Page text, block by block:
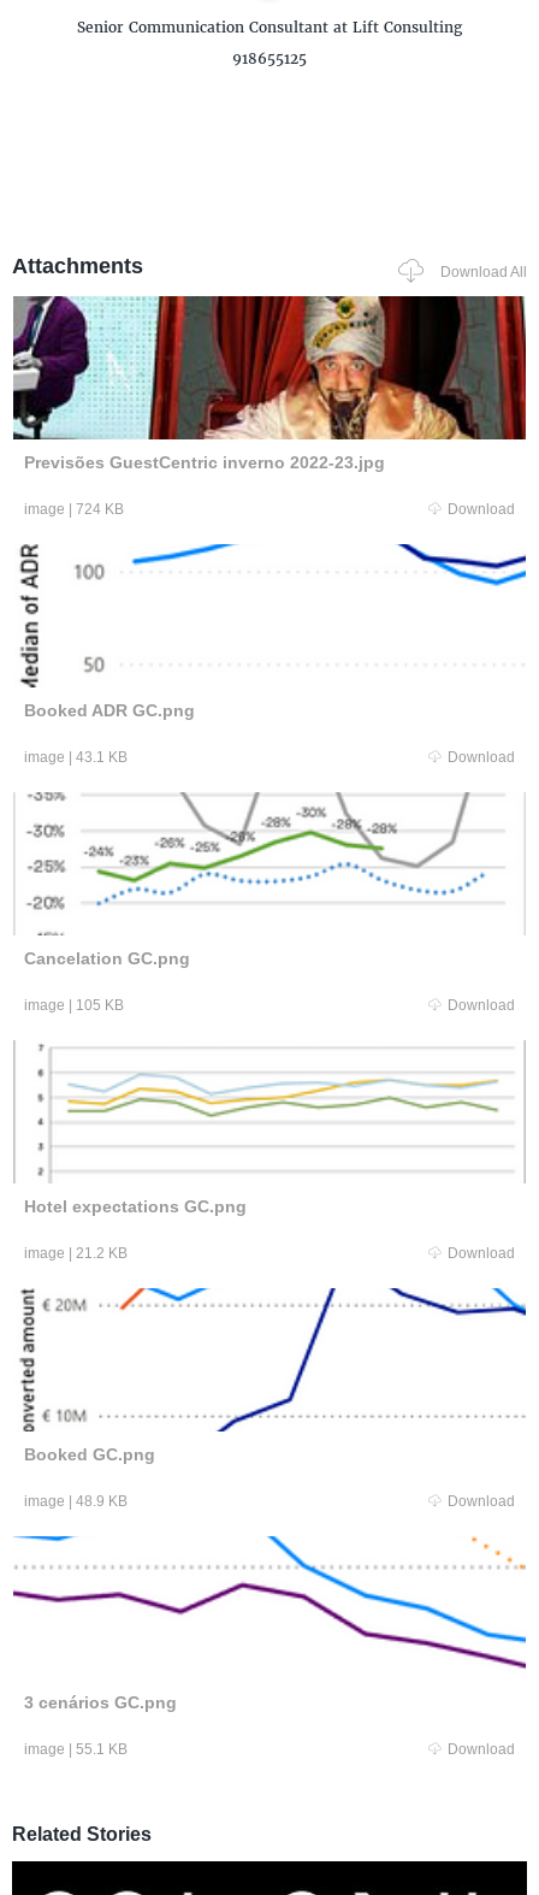
Senior Communication Consultant at Lift Consulting
918655125
Attachments Download All
Previsões GuestCentric inverno 2022-23.jpg
image 724 KB Download
Booked ADR GC.png
image 43.1 KB Download
Cancelation GC.png
image 105 KB Download
Hotel expectations GC.png
image 21.2 KB Download
Booked GC.png
image 48.9 KB Download
3 cenários GC.png
image 55.1 KB Download
Related Stories